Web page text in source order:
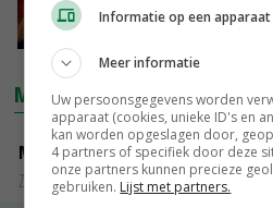
MARKTPRIJZEN
Magere melkpoeder
Zuivel weekprijzen
Informatie op een
Meer informatie
Uw persoonsgegevens worden
apparaat (cookies, unieke ID's en
kan worden opgeslagen door,
4 partners of specifiek door deze
onze partners kunnen precieze
gebruiken. Lijst met partners.